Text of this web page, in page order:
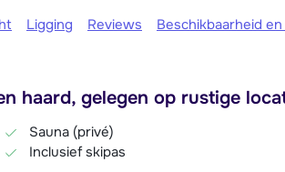
Ligging Reviews Beschikbaarheid
haard, gelegen op rustige
Sauna (privé)
Inclusief skipas